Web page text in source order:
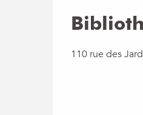
110 rue des